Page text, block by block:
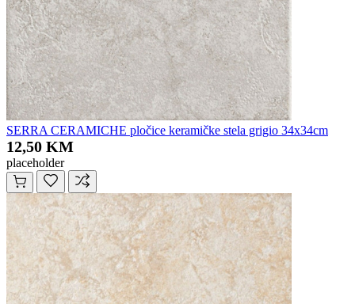
SERRA CERAMICHE pločice keramičke stela grigio 34x34cm
12,50 KM
placeholder